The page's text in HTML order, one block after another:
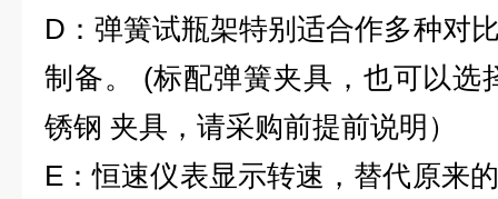
D ：弹簧试瓶架特别适合作多种对
制备。 (标配弹簧夹具，也可以选
锈钢 夹具，请采购前提前说明）
E ：恒速仪表显示转速，替代原来